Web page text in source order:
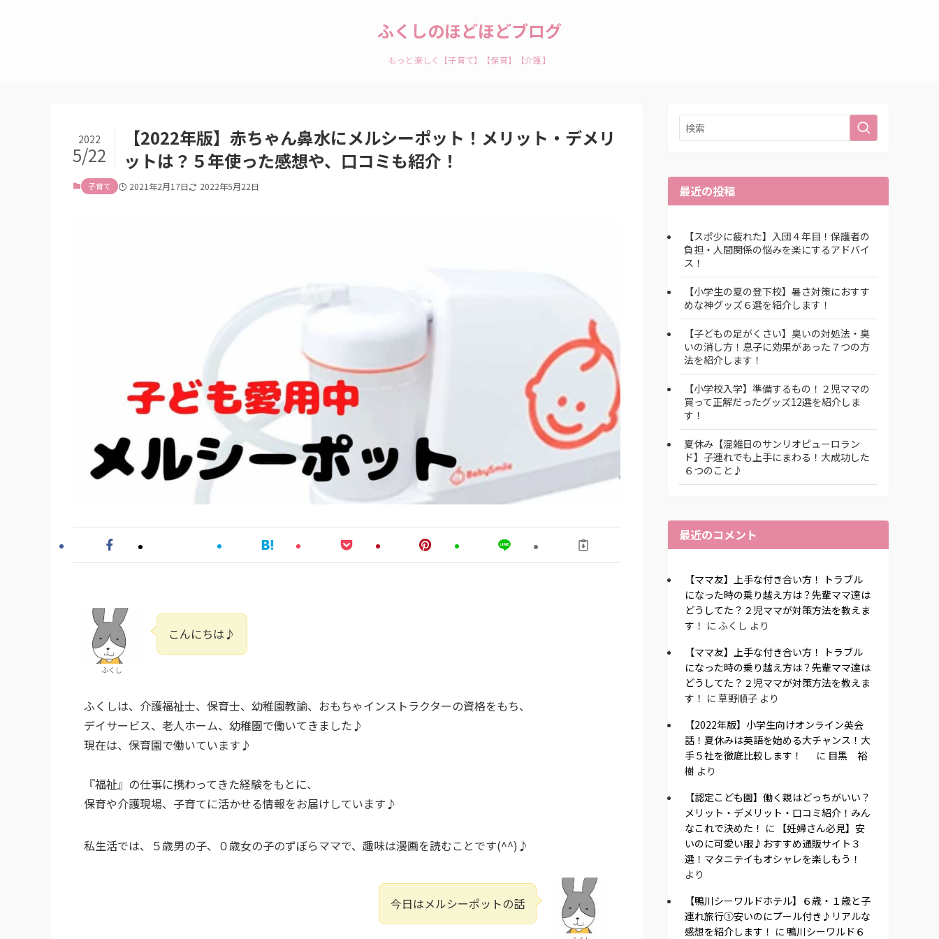
ふくしのほどほどブログ
もっと楽しく【子育て】【保育】【介護】
【2022年版】赤ちゃん鼻水にメルシーポット！メリット・デメリ
ットは？５年使った感想や、口コミも紹介！
2022
5/22
子育て 2021年2月17日 2022年5月22日
ふくし
こんにちは♪
ふくしは、介護福祉士、保育士、幼稚園教諭、おもちゃインストラクターの資格をもち、
デイサービス、老人ホーム、幼稚園で働いてきました♪
現在は、保育園で働いています♪
『福祉』の仕事に携わってきた経験をもとに、
保育や介護現場、子育てに活かせる情報をお届けしています♪
私生活では、５歳男の子、０歳女の子のずぼらママで、趣味は漫画を読むことです(^^)♪
今日はメルシーポットの話
最近の投稿
【スポ少に疲れた】入団４年目！保護者の
負担・人間関係の悩みを楽にするアドバイ
ス！
【小学生の夏の登下校】暑さ対策におすす
めな神グッズ６選を紹介します！
【子どもの足がくさい】臭いの対処法・臭
いの消し方！息子に効果があった７つの方
法を紹介します！
【小学校入学】準備するもの！２児ママの
買って正解だったグッズ12選を紹介しま
す！
夏休み【混雑日のサンリオピューロラン
ド】子連れでも上手にまわる！大成功した
６つのこと♪
最近のコメント
【ママ友】上手な付き合い方！ トラブル
になった時の乗り越え方は？先輩ママ達は
どうしてた？２児ママが対策方法を教えま
す！ に ふくし より
【ママ友】上手な付き合い方！ トラブル
になった時の乗り越え方は？先輩ママ達は
どうしてた？２児ママが対策方法を教えま
す！ に 草野順子 より
【2022年版】小学生向けオンライン英会
話！夏休みは英語を始める大チャンス！大
手５社を徹底比較します！
に 目黒 裕
樹 より
【認定こども園】働く親はどっちがいい？
メリット・デメリット・口コミ紹介！みん
なこれで決めた！ に
【妊婦さん必見】安
いのに可愛い服♪おすすめ通販サイト３
選！マタニテイもオシャレを楽しもう！
より
【鴨川シーワルドホテル】６歳・１歳と子
連れ旅行①安いのにプール付き♪リアルな
感想を紹介します！ に 鴨川シーワルド６